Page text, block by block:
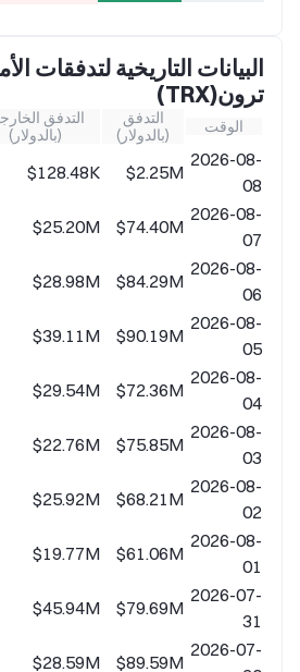
البيانات التاريخية لتدفقات
ترون(TRX)
الوقت
التدفق
(بالدولار)
التدفق
(بالدولار)
2026-08-
08
$2.25M
$128.48K
2026-08-
07
$74.40M
$25.20M
2026-08-
06
$84.29M
$28.98M
2026-08-
05
$90.19M
$39.11M
2026-08-
04
$72.36M
$29.54M
2026-08-
03
$75.85M
$22.76M
2026-08-
02
$68.21M
$25.92M
2026-08-
01
$61.06M
$19.77M
2026-07-
31
$79.69M
$45.94M
2026-07-
$89.59M
$28.59M